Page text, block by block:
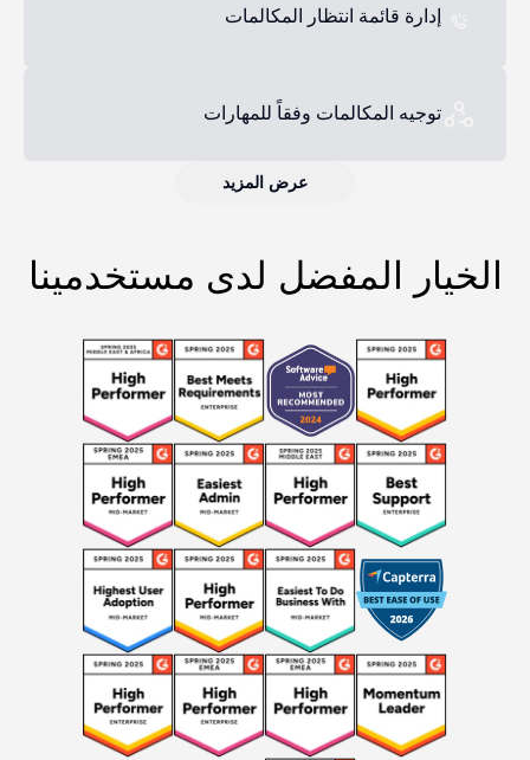
إدارة قائمة انتظار المكالمات
توجيه المكالمات وفقاً للمهارات
عرض المزيد
الخيار المفضل لدى مستخدمينا